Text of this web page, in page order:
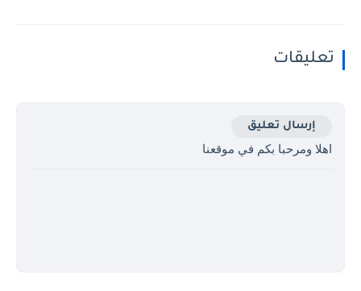
تعليقات
إرسال تعليق
اهلا ومرحبا بكم في موقعنا